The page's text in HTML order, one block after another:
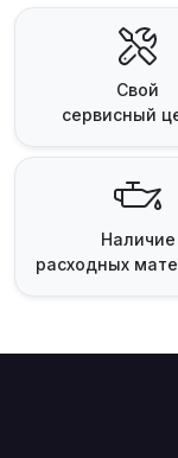
Свой
сервисный
Наличие
расходных